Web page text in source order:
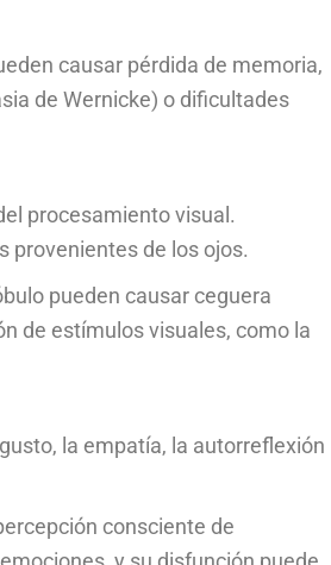
causar pérdida de memoria,
de Wernicke) o dificultades
procesamiento visual.
provenientes de los ojos.
pueden causar ceguera
de estímulos visuales, como la
la empatía, la autorreflexión
consciente de